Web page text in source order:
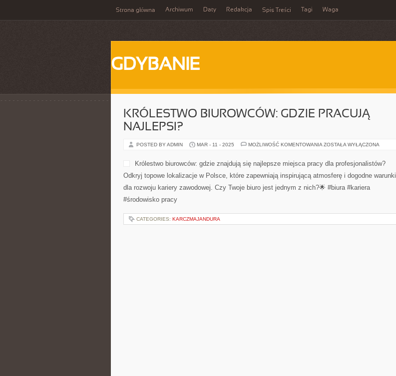
Strona główna Archiwum Daty Redakcja Spis Treści Tagi Waga
GDYBANIE
KRÓLESTWO BIUROWCÓW: GDZIE PRACUJĄ
NAJLEPSI?
POSTED BY ADMIN MAR - 11 - 2025 MOŻLIWOŚĆ KOMENTOWANIA KRÓLESTWO
PRACUJĄ
NAJLEPSI?
ZOSTAŁA WYŁĄCZONA
Królestwo biurowców: gdzie znajdują się najlepsze miejsca pracy dla profesjonalistów?
Odkryj topowe lokalizacje w Polsce, które zapewniają inspirującą atmosferę i dogodne warunki
dla rozwoju kariery zawodowej. Czy Twoje biuro jest jednym z nich?🌟 #biura #kariera
#środowisko pracy
CATEGORIES: KARCZMAJANDURA